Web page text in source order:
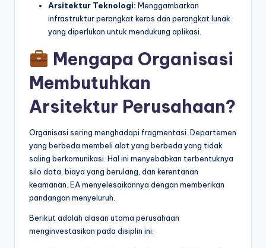
Arsitektur Teknologi: Menggambarkan
infrastruktur perangkat keras dan perangkat lunak
yang diperlukan untuk mendukung aplikasi.
Mengapa Organisasi
Membutuhkan
Arsitektur Perusahaan?
Organisasi sering menghadapi fragmentasi. Departemen
yang berbeda membeli alat yang berbeda yang tidak
saling berkomunikasi. Hal ini menyebabkan terbentuknya
silo data, biaya yang berulang, dan kerentanan
keamanan. EA menyelesaikannya dengan memberikan
pandangan menyeluruh.
Berikut adalah alasan utama perusahaan
menginvestasikan pada disiplin ini: